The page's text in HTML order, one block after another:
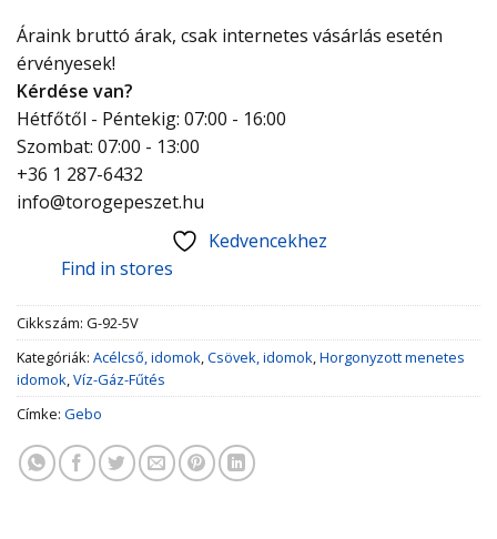
Áraink bruttó árak, csak internetes vásárlás esetén
érvényesek!
Kérdése van?
Hétfőtől - Péntekig: 07:00 - 16:00
Szombat: 07:00 - 13:00
+36 1 287-6432
info@torogepeszet.hu
Kedvencekhez
Find in stores
Cikkszám: G-92-5V
Kategóriák: Acélcső, idomok,Csövek, idomok,Horgonyzott menetes
idomok,Víz-Gáz-Fűtés
Címke: Gebo